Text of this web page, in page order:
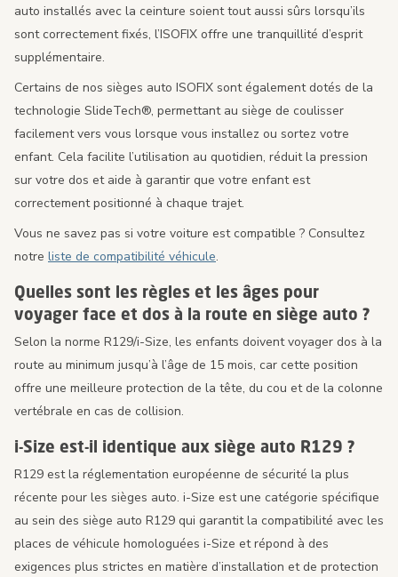
auto installés avec la ceinture soient tout aussi sûrs lorsqu’ils
sont correctement fixés, l’ISOFIX offre une tranquillité d’esprit
supplémentaire.
Certains de nos sièges auto ISOFIX sont également dotés de la
technologie SlideTech®, permettant au siège de coulisser
facilement vers vous lorsque vous installez ou sortez votre
enfant. Cela facilite l’utilisation au quotidien, réduit la pression
sur votre dos et aide à garantir que votre enfant est
correctement positionné à chaque trajet.
Vous ne savez pas si votre voiture est compatible ? Consultez
notre liste de compatibilité véhicule.
Quelles sont les règles et les âges pour
voyager face et dos à la route en siège auto ?
Selon la norme R129/i-Size, les enfants doivent voyager dos à la
route au minimum jusqu’à l’âge de 15 mois, car cette position
offre une meilleure protection de la tête, du cou et de la colonne
vertébrale en cas de collision.
i-Size est-il identique aux siège auto R129 ?
R129 est la réglementation européenne de sécurité la plus
récente pour les sièges auto. i-Size est une catégorie spécifique
au sein des siège auto R129 qui garantit la compatibilité avec les
places de véhicule homologuées i-Size et répond à des
exigences plus strictes en matière d’installation et de protection